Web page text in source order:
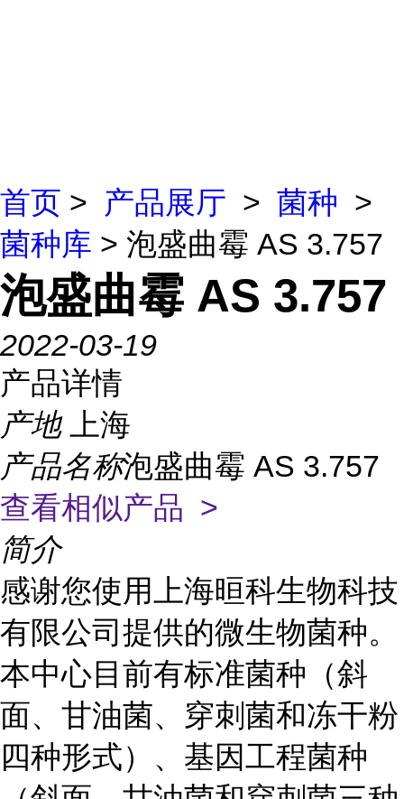
首页 > 产品展厅 > 菌种 >
菌种库 > 泡盛曲霉 AS 3.757
泡盛曲霉 AS 3.757
2022-03-19
产品详情
产地
上海
产品名称泡盛曲霉 AS 3.757
查看相似产品 >
简介
感谢您使用上海晅科生物科技
有限公司提供的微生物菌种。
本中心目前有标准菌种（斜
面、甘油菌、穿刺菌和冻干粉
四种形式）、基因工程菌种